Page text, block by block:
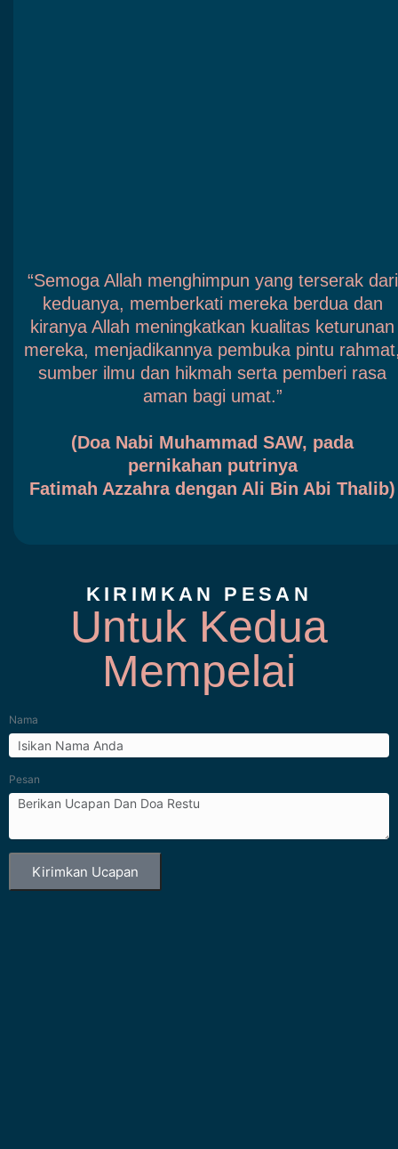
“Semoga Allah menghimpun yang terserak dari
keduanya, memberkati mereka berdua dan
kiranya Allah meningkatkan kualitas keturunan
mereka, menjadikannya pembuka pintu
sumber ilmu dan hikmah serta pemberi rasa
aman bagi umat.”
(Doa Nabi Muhammad SAW, pada
pernikahan putrinya
Fatimah Azzahra dengan Ali Bin Abi Thalib)
KIRIMKAN PESAN
Untuk Kedua
Mempelai
Nama
Pesan
Kirimkan Ucapan